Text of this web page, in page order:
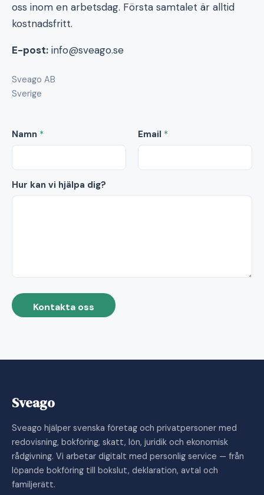
oss inom en arbetsdag. Första samtalet är alltid
kostnadsfritt.
E-post: info@sveago.se
Sveago AB
Sverige
Namn * Email *
Hur kan vi hjälpa dig?
Kontakta oss
Sveago
Sveago hjälper svenska företag och privatpersoner med
redovisning, bokföring, skatt, lön, juridik och ekonomisk
rådgivning. Vi arbetar digitalt med personlig service — från
löpande bokföring till bokslut, deklaration, avtal och
familjerätt.